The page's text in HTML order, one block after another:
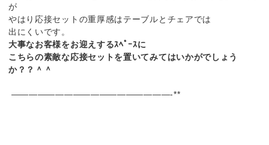
が
やはり応接セットの重厚感はテーブルとチェアでは
出にくいです。
大事なお客様をお迎えするｽﾍﾟｰｽに
こちらの素敵な応接セットを置いてみてはいかがでしょう
か？？＾＾
——————————————————-**